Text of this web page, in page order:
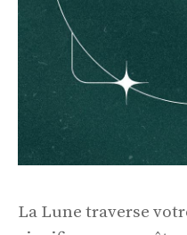
La Lune traverse